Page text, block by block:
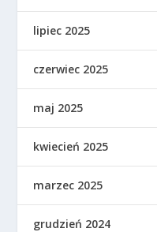
lipiec 2025
czerwiec 2025
maj 2025
kwiecień 2025
marzec 2025
grudzień 2024